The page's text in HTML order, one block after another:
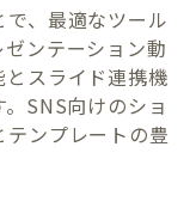
、最適なツール
ンテーション動
スライド連携機
SNS向けのショ
ンプレートの豊